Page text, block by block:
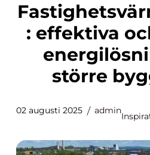
Fastighetsvärmepumpar
: effektiva
större
02 augusti 2025 admin